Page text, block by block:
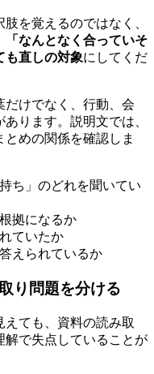
を覚えるのではなく、
「なんとなく合っていそ
も直しの対象にしてくだ
けでなく、行動、会
ります。説明文では、
めの関係を確認しま
ち」のどれを聞いてい
拠になるか
ていたか
えられているか
り問題を分ける
ても、資料の読み取
解で失点していることが